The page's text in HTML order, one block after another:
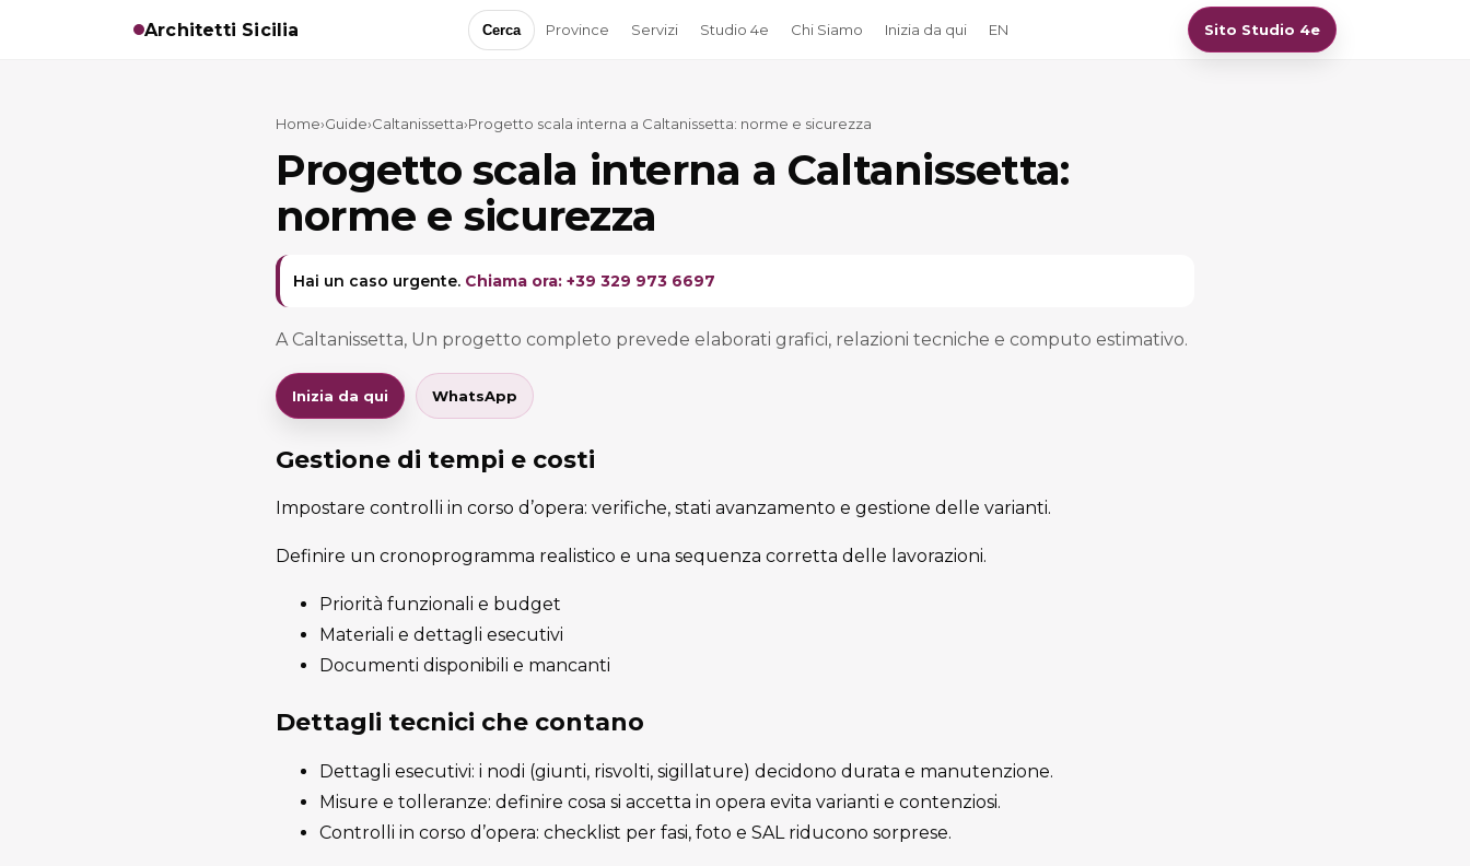
Architetti Sicilia Cerca Province Servizi Studio 4e Chi Siamo Inizia da qui EN Sito Studio 4e
Home›Guide›Caltanissetta›Progetto scala interna a Caltanissetta: norme e sicurezza
Progetto scala interna a Caltanissetta:
norme e sicurezza
Hai un caso urgente. Chiama ora: +39 329 973 6697
A Caltanissetta, Un progetto completo prevede elaborati grafici, relazioni tecniche e computo estimativo.
Inizia da qui WhatsApp
Gestione di tempi e costi
Impostare controlli in corso d’opera: verifiche, stati avanzamento e gestione delle varianti.
Definire un cronoprogramma realistico e una sequenza corretta delle lavorazioni.
Priorità funzionali e budget
Materiali e dettagli esecutivi
Documenti disponibili e mancanti
Dettagli tecnici che contano
Dettagli esecutivi: i nodi (giunti, risvolti, sigillature) decidono durata e manutenzione.
Misure e tolleranze: definire cosa si accetta in opera evita varianti e contenziosi.
Controlli in corso d’opera: checklist per fasi, foto e SAL riducono sorprese.